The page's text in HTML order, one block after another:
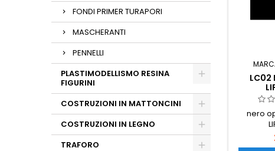
FONDI PRIMER TURAPORI
MASCHERANTI
PENNELLI
PLASTIMODELLISMO RESINA
FIGURINI
COSTRUZIONI IN MATTONCINI
COSTRUZIONI IN LEGNO
TRAFORO
LC02
nero